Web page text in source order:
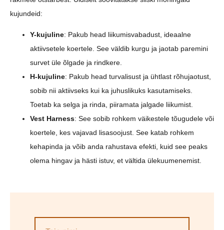
kujundeid:
Y-kujuline: Pakub head liikumisvabadust, ideaalne
aktiivsetele koertele. See väldib kurgu ja jaotab paremini
survet üle õlgade ja rindkere.
H-kujuline: Pakub head turvalisust ja ühtlast rõhujaotust,
sobib nii aktiivseks kui ka juhuslikuks kasutamiseks.
Toetab ka selga ja rinda, piiramata jalgade liikumist.
Vest Harness: See sobib rohkem väikestele tõugudele või
koertele, kes vajavad lisasoojust. See katab rohkem
kehapinda ja võib anda rahustava efekti, kuid see peaks
olema hingav ja hästi istuv, et vältida ülekuumenemist.